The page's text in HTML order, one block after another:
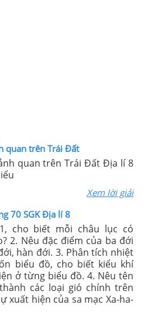
quan trên Trái Đất
quan trên Trái Đất Địa lí 8
Xem lời giải
70 SGK Địa lí 8
cho biết mỗi châu lục có
2. Nêu đặc điểm của ba đới
hàn đới. 3. Phân tích nhiệt
biểu đồ, cho biết kiểu khí
ở từng biểu đồ. 4. Nêu tên
các loại gió chính trên
xuất hiện của sa mạc Xa-ha-